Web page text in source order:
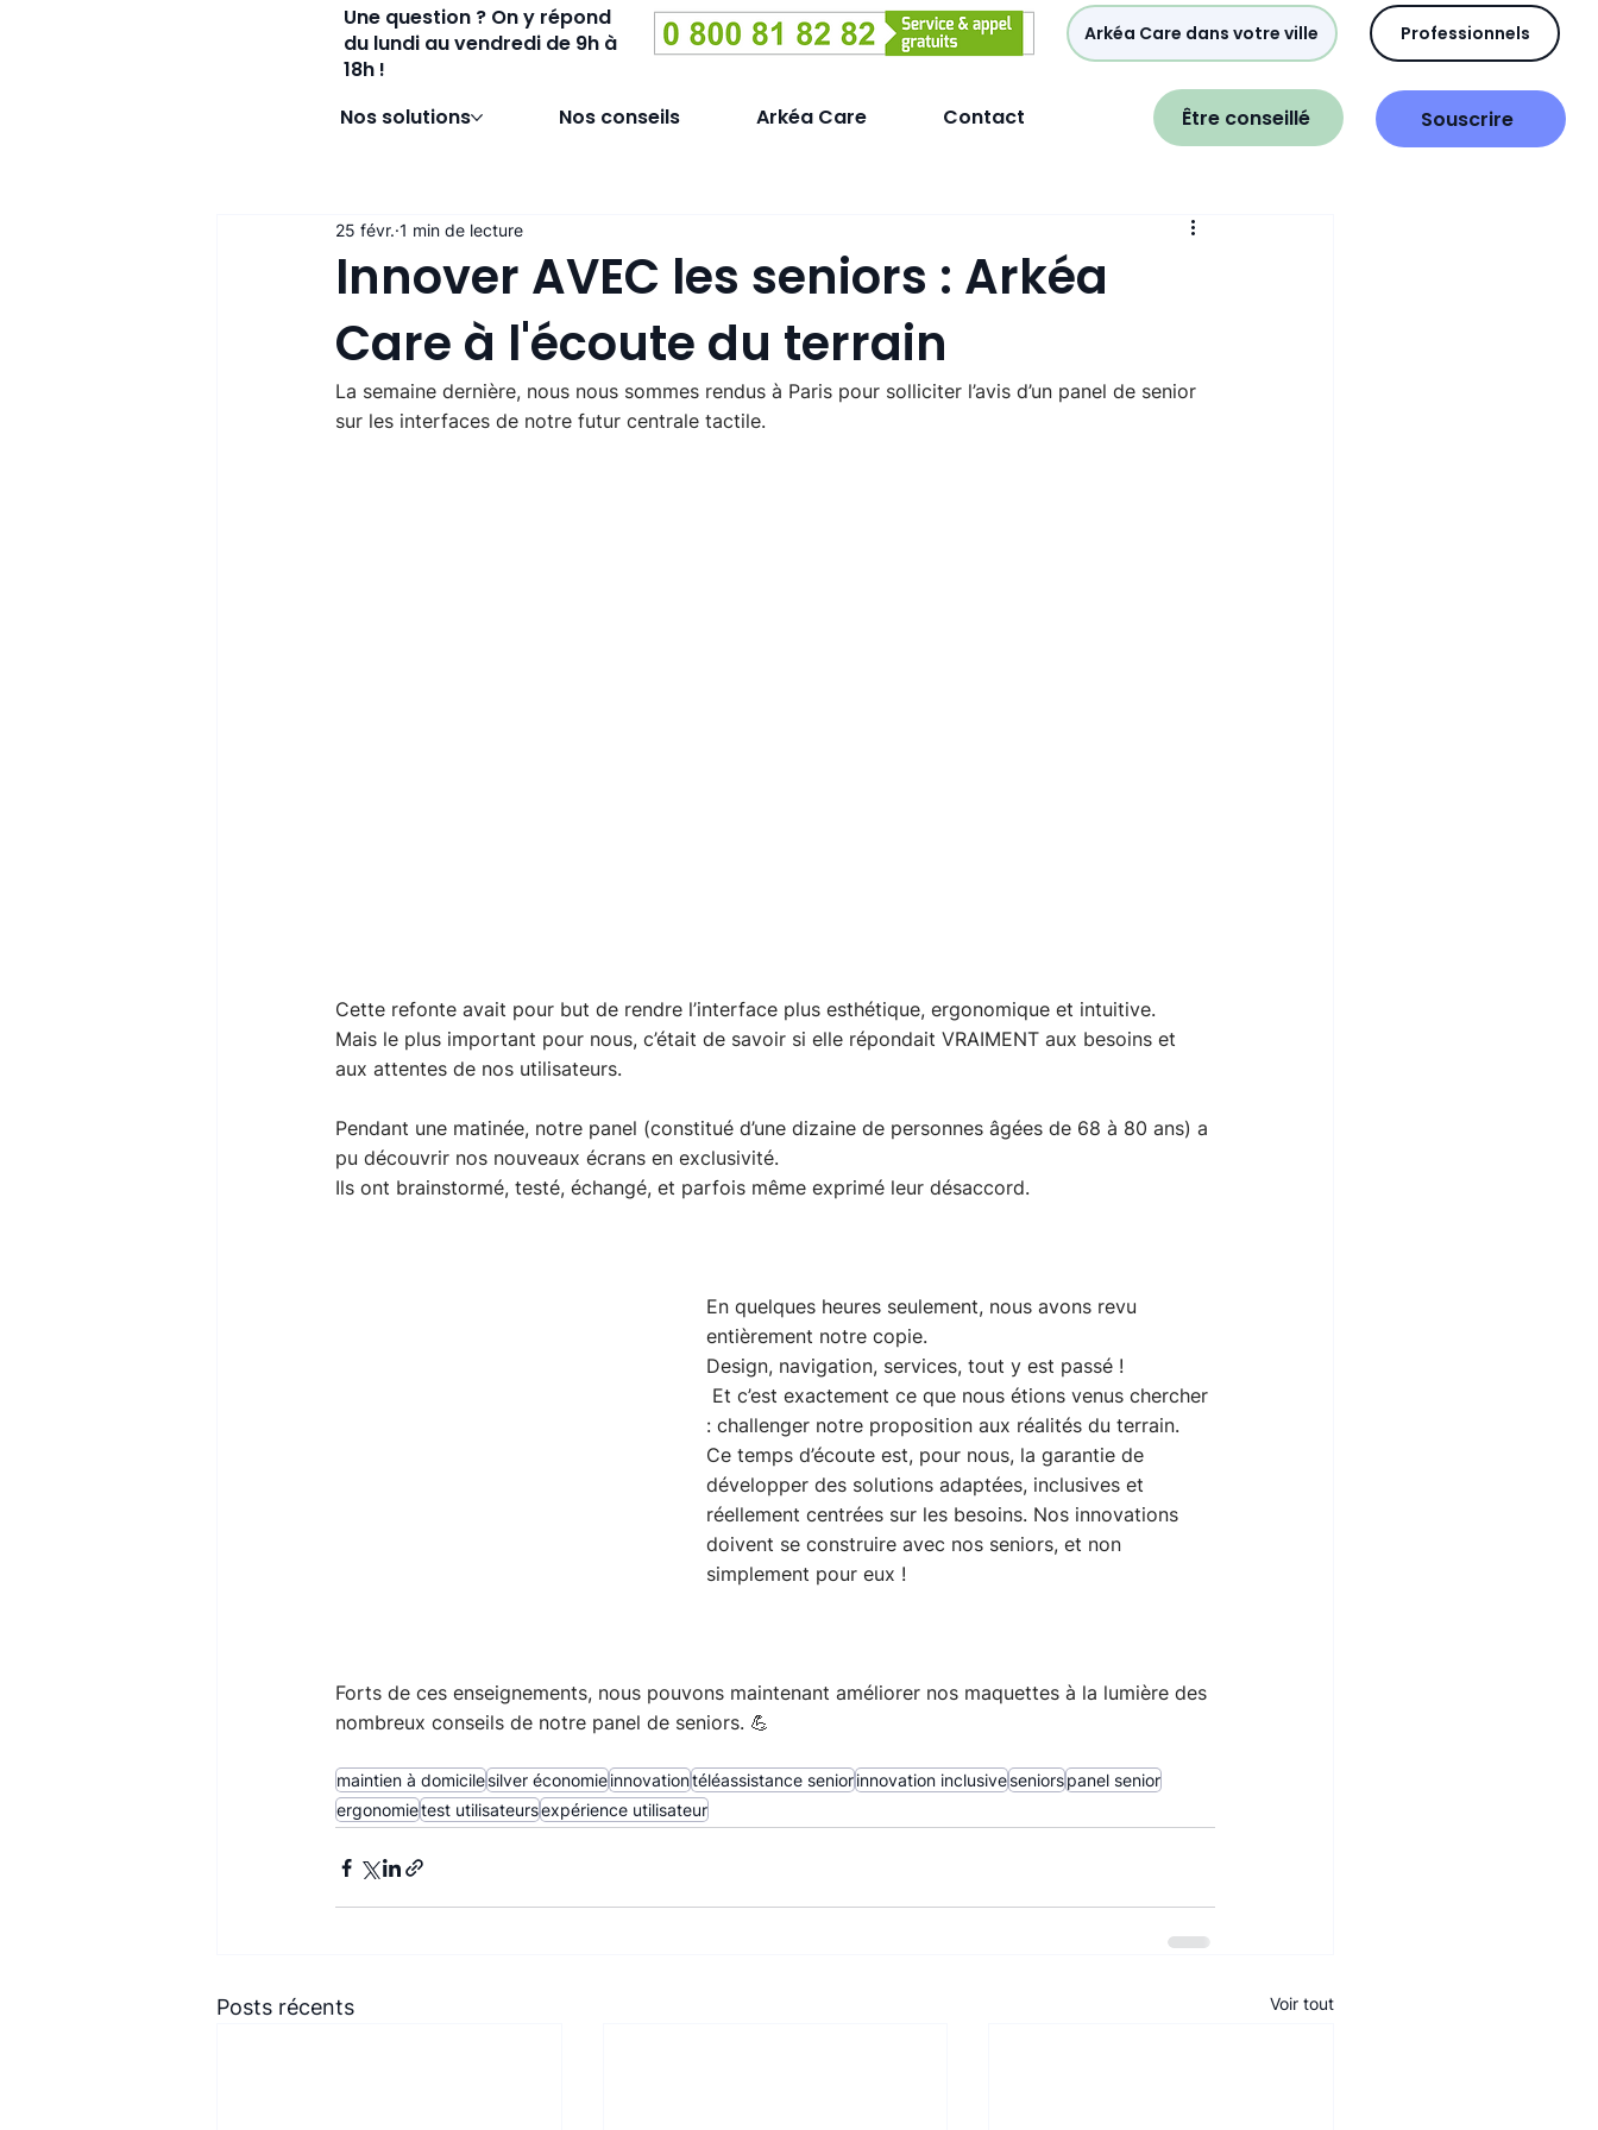
Une question ? On y répond
du lundi au vendredi de 9h à
18h !
Arkéa Care dans votre ville Professionnels
Nos solutions Nos conseils Arkéa Care Contact Être conseillé Souscrire
Innover AVEC les seniors : Arkéa
Care à l'écoute du terrain
25 févr. 1 min de lecture
La semaine dernière, nous nous sommes rendus à Paris pour solliciter l’avis d’un panel de senior
sur les interfaces de notre futur centrale tactile.
Cette refonte avait pour but de rendre l’interface plus esthétique, ergonomique et intuitive.
Mais le plus important pour nous, c’était de savoir si elle répondait VRAIMENT aux besoins et
aux attentes de nos utilisateurs.
Pendant une matinée, notre panel (constitué d’une dizaine de personnes âgées de 68 à 80 ans) a
pu découvrir nos nouveaux écrans en exclusivité.
Ils ont brainstormé, testé, échangé, et parfois même exprimé leur désaccord.
En quelques heures seulement, nous avons revu
entièrement notre copie.
Design, navigation, services, tout y est passé !
Et c’est exactement ce que nous étions venus chercher
: challenger notre proposition aux réalités du terrain.
Ce temps d’écoute est, pour nous, la garantie de
développer des solutions adaptées, inclusives et
réellement centrées sur les besoins. Nos innovations
doivent se construire avec nos seniors, et non
simplement pour eux !
Forts de ces enseignements, nous pouvons maintenant améliorer nos maquettes à la lumière des
nombreux conseils de notre panel de seniors. 💪
maintien à domicilesilver économieinnovationtéléassistance seniorinnovation inclusiveseniorspanel senior
ergonomietest utilisateursexpérience utilisateur
Posts récents Voir tout